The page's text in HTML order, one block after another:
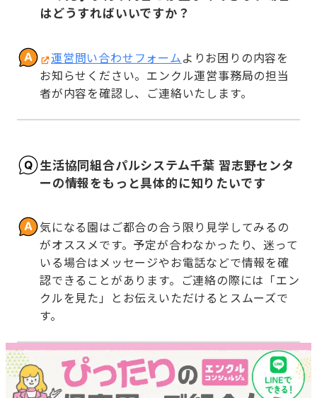
はどうすればいいですか？
運営問い合わせフォームよりお困りの内容を
お知らせください。エンクル運営事務局の担当
者が内容を確認し、ご連絡いたします。
生活協同組合パルシステム千葉 習志野センタ
ーの情報をもっと具体的に知りたいです
気になる園はご都合の合う限り見学してみるの
がオススメです。予定が合わなかったり、迷って
いる場合はメッセージやお電話などで情報を確
認できることがあります。ご連絡の際には「エン
クルを見た」とお伝えいただけるとスムーズで
す。